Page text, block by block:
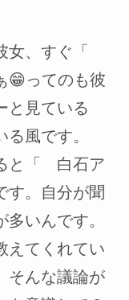
女、すぐ「
ってのも彼
と見ている
風です。
と「 白石ア
。自分が聞
いんです。
えてくれてい
そんな議論が